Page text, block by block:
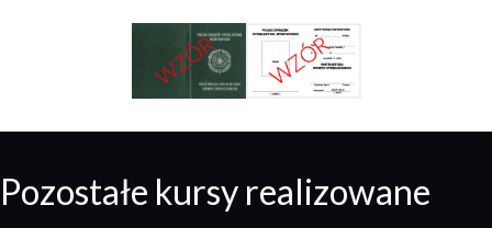
Pozostałe kursy realizowane